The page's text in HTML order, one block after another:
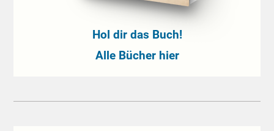
Hol dir das Buch!
Alle Bücher hier